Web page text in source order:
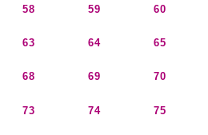
58 59 60
63 64 65
68 69 70
73 74 75